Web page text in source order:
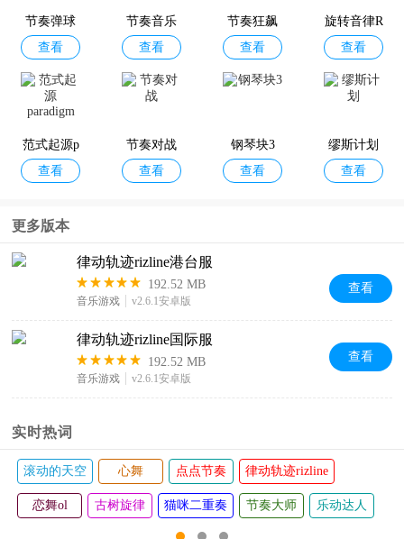
服
服
版
版
怪物弹珠
台服
查看
NIKKE胜
服
符文大地
世界计划
节奏弹球
查看
节奏音乐
大师
查看
节奏狂飙
查看
旋转音律R
otaeno
查看
范式起源p
aradigm
查看
节奏对战
查看
钢琴块3
查看
缪斯计划
查看
更多版本
律动轨迹rizline港台服
192.52 MB
音乐游戏 v2.6.1安卓版
查看
律动轨迹rizline国际服
192.52 MB
音乐游戏 v2.6.1安卓版
查看
实时热词
天空 心舞 点点节奏 律动轨迹rizline
古树旋律 猫咪二重奏 节奏大师 乐动达人 缪斯计划